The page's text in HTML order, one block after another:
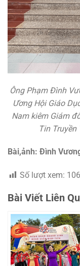
Ông Phạm Đình
Ương Hội Giáo
Nam kiêm Giám
Tin
Bài,ảnh: Đình
Số lượt xem: 106
Bài Viết Liên